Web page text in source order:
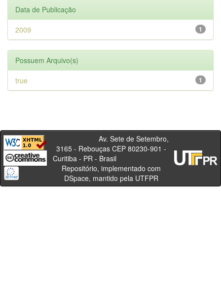
Data de Publicação
1
2009
Possuem Arquivo(s)
1
true
Av. Sete de Setembro,
3165 - Rebouças CEP 80230-901 -
Curitiba - PR - Brasil
Repositório, implementado com
DSpace, mantido pela UTFPR